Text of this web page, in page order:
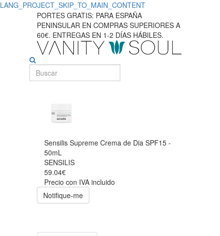
LANG_PROJECT_SKIP_TO_MAIN_CONTENT
PORTES GRATIS: PARA ESPAÑA
PENINSULAR EN COMPRAS SUPERIORES A
60€. ENTREGAS EN 1-2 DÍAS HÁBILES.
Sensilis Supreme Crema de Dia SPF15 -
50mL
SENSILIS
59.04€
Precio con IVA incluido
Notifique-me